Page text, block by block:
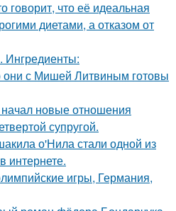
говорит, что её идеальная
диетами, а отказом от
Ингредиенты:
они с Мишей Литвиным готовы
новые отношения
супругой.
о'Нила стали одной из
интернете.
игры, Германия,